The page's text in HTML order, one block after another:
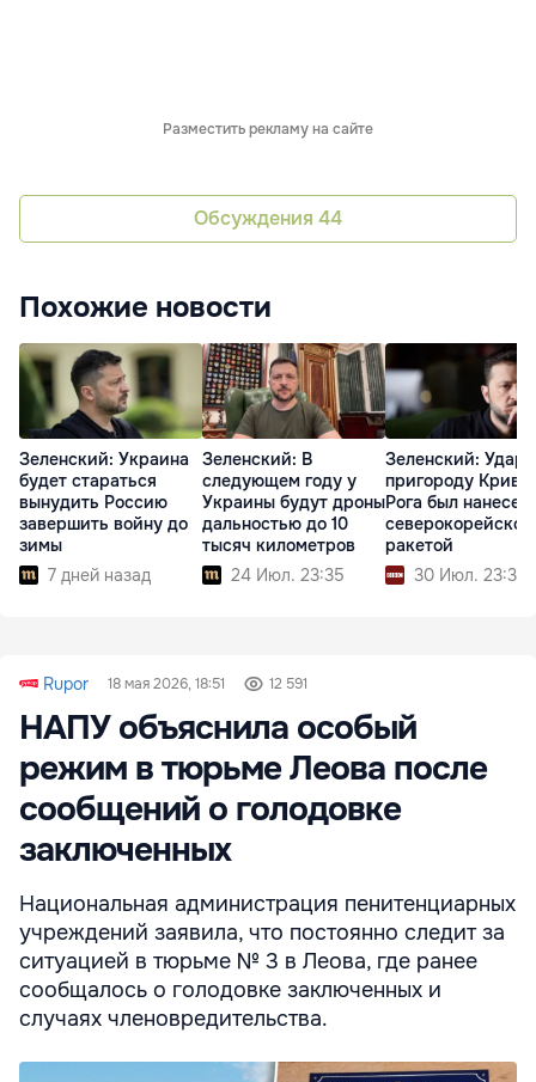
Разместить рекламу на сайте
Обсуждения 44
Похожие новости
Зеленский: Украина
будет стараться
вынудить Россию
завершить войну до
зимы
7 дней назад
Зеленский: В
следующем году у
Украины будут дроны
дальностью до 10
тысяч километров
24 Июл. 23:35
Зеленский: Удар
пригороду
Рога был нанесен
северокорейской
ракетой
30 Июл. 23:31
Rupor 18 мая 2026, 18:51 12 591
НАПУ объяснила особый
режим в тюрьме Леова после
сообщений о голодовке
заключенных
Национальная администрация пенитенциарных
учреждений заявила, что постоянно следит за
ситуацией в тюрьме № 3 в Леова, где ранее
сообщалось о голодовке заключенных и
случаях членовредительства.